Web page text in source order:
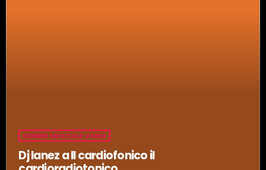
GENERE MUSICALE VARIO
Dj Ianez a Il cardiofonico il